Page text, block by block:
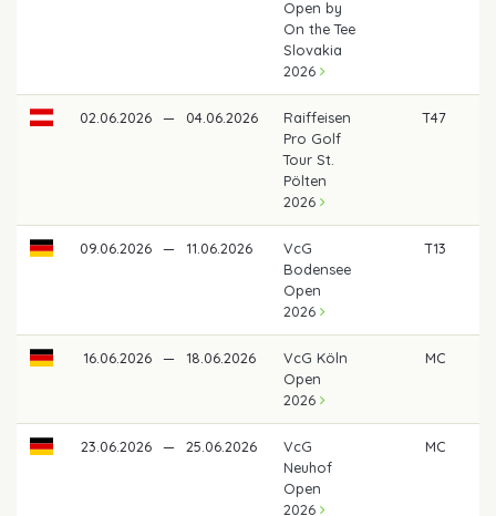
Open by
On the Tee
Slovakia
2026
02.06.2026 — 04.06.2026
Raiffeisen
Pro Golf
Tour St.
Pölten
2026
T47
09.06.2026 — 11.06.2026
VcG
Bodensee
Open
2026
T13
16.06.2026 — 18.06.2026
VcG Köln
Open
2026
MC
23.06.2026 — 25.06.2026
VcG
Neuhof
Open
2026
MC